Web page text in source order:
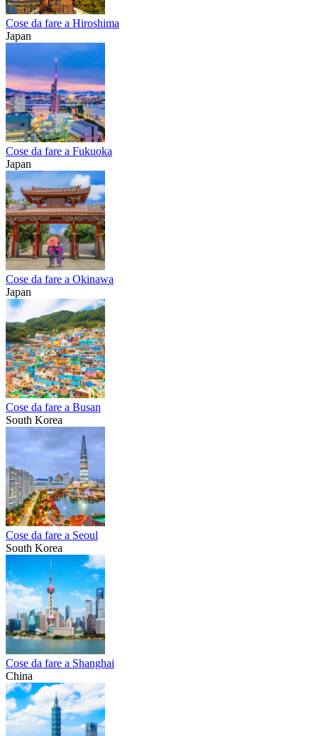
Cose da fare a Hiroshima
Japan
Cose da fare a Fukuoka
Japan
Cose da fare a Okinawa
Japan
Cose da fare a Busan
South Korea
Cose da fare a Seoul
South Korea
Cose da fare a Shanghai
China